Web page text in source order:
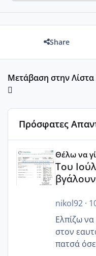
Share
Μετάβαση στην
Πρόσφατες
Θέλω να
Του
nikol92·
Ελπίζω
στον
πατσά